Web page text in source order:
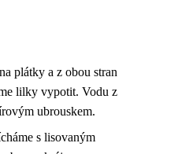
plátky a z obou stran
lilky vypotit. Vodu z
ubrouskem.
s lisovaným